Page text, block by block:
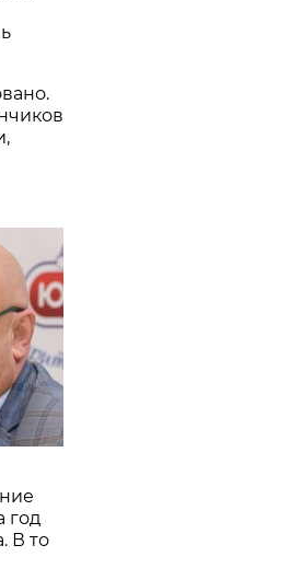
год
В то